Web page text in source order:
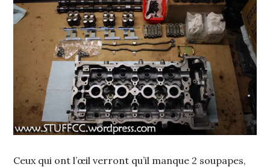
Ceux qui ont l’œil verront qu’il manque 2 soupapes,